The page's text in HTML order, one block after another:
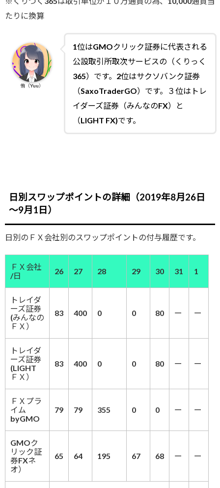
たりに換算
1位はGMOクリック証券に代表される
公設取引所取次サービスの（くりっく
365）です。2位はサクソバンク証券
（SaxoTraderGO）です。３位はトレ
イダーズ証券（みんなのFX）と
（LIGHT FX)です。
侑（Yuu）
日別スワップポイントの詳細（2019年8月26日
～9月1日）
日別のＦＸ会社別のスワップポイントの付与履歴です。
ＦＸ会社
/日
26 27 28 29 30 31 1
トレイダ
ーズ証券
(みんなの
ＦＸ）
83 400 0 0 80 ー ー
トレイダ
ーズ証券
(LIGHT
ＦＸ）
83 400 0 0 80 ー ー
ＦＸプラ
イム
byGMO
79 79 355 0 0 ー ー
GMOク
リック証
券FXネ
オ）
65 64 195 67 68 ー ー